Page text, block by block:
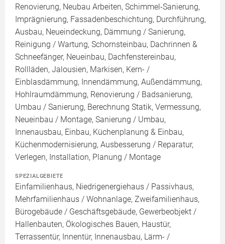
Renovierung, Neubau Arbeiten, Schimmel-Sanierung,
Imprägnierung, Fassadenbeschichtung, Durchführung,
Ausbau, Neueindeckung, Dämmung / Sanierung,
Reinigung / Wartung, Schornsteinbau, Dachrinnen &
Schneefänger, Neueinbau, Dachfenstereinbau,
Rollläden, Jalousien, Markisen, Kern- /
Einblasdämmung, Innendämmung, Außendämmung,
Hohlraumdämmung, Renovierung / Badsanierung,
Umbau / Sanierung, Berechnung Statik, Vermessung,
Neueinbau / Montage, Sanierung / Umbau,
Innenausbau, Einbau, Küchenplanung & Einbau,
Küchenmodernisierung, Ausbesserung / Reparatur,
Verlegen, Installation, Planung / Montage
SPEZIALGEBIETE
Einfamilienhaus, Niedrigenergiehaus / Passivhaus,
Mehrfamilienhaus / Wohnanlage, Zweifamilienhaus,
Bürogebäude / Geschäftsgebäude, Gewerbeobjekt /
Hallenbauten, Ökologisches Bauen, Haustür,
Terrassentür, Innentür, Innenausbau, Lärm- /